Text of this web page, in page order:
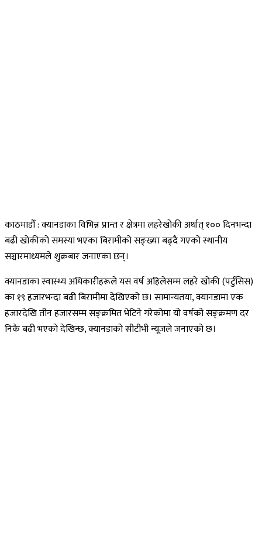
काठमाडौँ : क्यानडाका विभिन्न प्रान्त र क्षेत्रमा लहरेखोकी अर्थात् १०० दिनभन्दा
बढी खोकीको समस्या भएका बिरामीको सङ्ख्या बढ्दै गएको स्थानीय
सञ्चारमाध्यमले शुक्रबार जनाएका छन्।
क्यानडाका स्वास्थ्य अधिकारीहरूले यस वर्ष अहिलेसम्म लहरे खोकी (पर्टुसिस)
का १९ हजारभन्दा बढी बिरामीमा देखिएको छ। सामान्यतया, क्यानडामा एक
हजारदेखि तीन हजारसम्म सङ्क्रमित भेटिने गरेकोमा यो वर्षको सङ्क्रमण दर
निकै बढी भएको देखिन्छ, क्यानडाको सीटीभी न्यूजले जनाएको छ।